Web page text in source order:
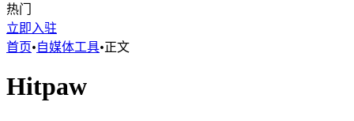
热门
立即入驻
首页•自媒体工具•正文
Hitpaw